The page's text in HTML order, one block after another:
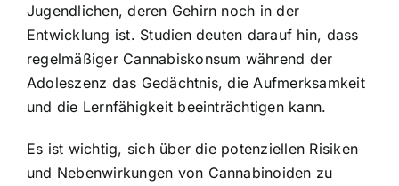
Jugendlichen, deren Gehirn noch in der
Entwicklung ist. Studien deuten darauf hin, dass
regelmäßiger Cannabiskonsum während der
Adoleszenz das Gedächtnis, die Aufmerksamkeit
und die Lernfähigkeit beeinträchtigen kann.
Es ist wichtig, sich über die potenziellen Risiken
und Nebenwirkungen von Cannabinoiden zu